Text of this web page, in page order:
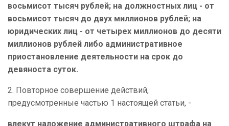
восьмисот тысяч рублей; на должностных лиц - от
восьмисот тысяч до двух миллионов рублей; на
юридических лиц - от четырех миллионов до десяти
миллионов рублей либо административное
приостановление деятельности на срок до
девяноста суток.
2. Повторное совершение действий,
предусмотренные частью 1 настоящей статьи, -
влекут наложение административного штрафа на